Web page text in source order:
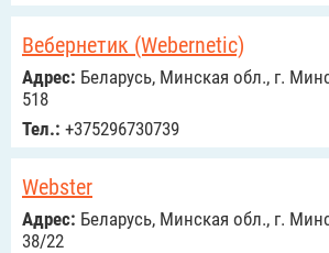
Вебернетик (Webernetic)
Адрес: Беларусь, Минская обл., г.
518
Тел.: +375296730739
Webster
Адрес: Беларусь, Минская обл., г.
38/22